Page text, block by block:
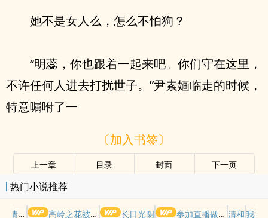
她不是女人么，怎么不怕狗？
“明蕊，你也跟着一起来吧。你们守在这里，
不许任何人进去打扰世子。”尹素婳临走的时候，
特意嘱咐了一
〔加入书签〕
上一章 目录 封面 下一页
热门小说推荐
摆好 高岭之花被权贵轮了后 长日光阴 参加直播做爱综艺后我火了(NPH) 清和我在